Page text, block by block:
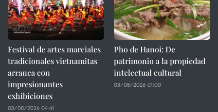
Festival de artes marciales
tradicionales vietnamitas
arranca con
impresionantes
exhibiciones
03/08/2026 04:41
Pho de Hanoi: De
patrimonio a la propiedad
intelectual cultural
03/08/2026 01:00